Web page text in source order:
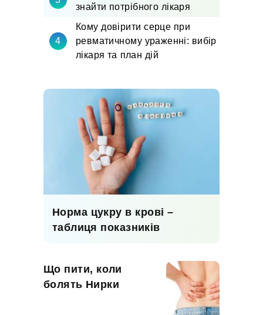
знайти потрібного лікаря
Кому довірити серце при
ревматичному ураженні: вибір
лікаря та план дій
Норма цукру в крові –
таблиця показників
Що пити, коли
болять Нирки